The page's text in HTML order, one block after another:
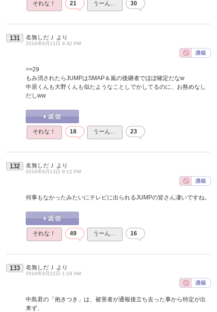
それな！ 21 うーん… 30
131 名無しだＪ より
2016年9月11日 9:32 PM
>>29
もみ消されたらJUMPはSMAP＆嵐の後継者でほぼ確定だなw
中居くんも大野くんも似たようなことしでかしてるのに、お咎めなし
だしww
それな！ 18 うーん… 23
132 名無しだＪ より
2016年9月13日 9:12 PM
何事もなかったみたいにテレビに出られるJUMPの皆さん凄いですね。
それな！ 49 うーん… 16
133 名無しだＪ より
2016年9月22日 1:18 AM
中島君の「抱きつき」は、被害者が通報後立ち去った事から特定が出
来ず、